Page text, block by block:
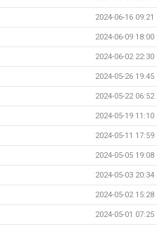
2024-06-16 09:21
2024-06-09 18:00
2024-06-02 22:30
2024-05-26 19:45
2024-05-22 06:52
2024-05-19 11:10
2024-05-11 17:59
2024-05-05 19:08
2024-05-03 20:34
2024-05-02 15:28
2024-05-01 07:25